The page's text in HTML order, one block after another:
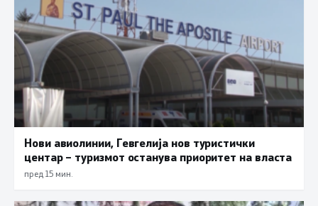
Нови авиолинии, Гевгелија нов туристички
центар – туризмот останува приоритет на власта
пред 15 мин.